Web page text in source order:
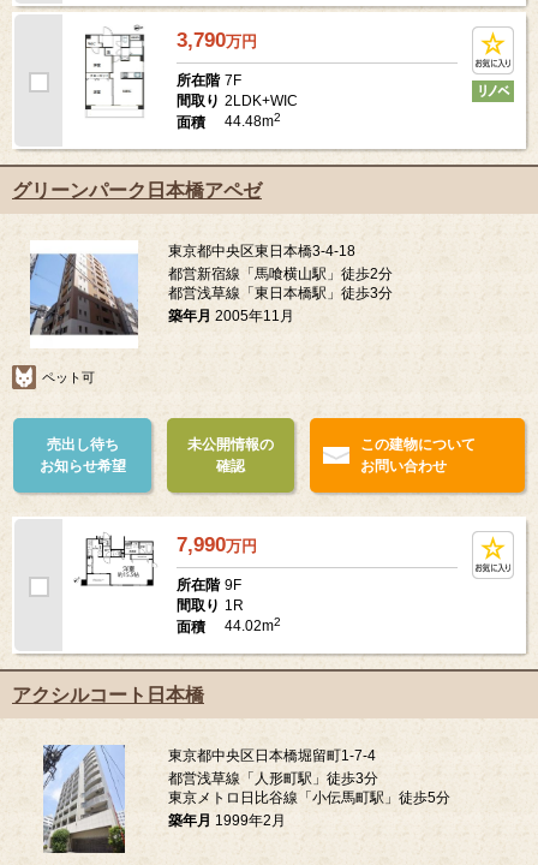
3,790万円
所在階 7F
間取り 2LDK+WIC
面積
44.48m2
グリーンパーク日本橋アペゼ
東京都中央区東日本橋3-4-18
都営新宿線「馬喰横山駅」徒歩2分
都営浅草線「東日本橋駅」徒歩3分
築年月 2005年11月
ペット可
売出し待ち
お知らせ希望
未公開情報の
確認
この建物について
お問い合わせ
7,990万円
所在階 9F
間取り 1R
面積
44.02m2
アクシルコート日本橋
東京都中央区日本橋堀留町1-7-4
都営浅草線「人形町駅」徒歩3分
東京メトロ日比谷線「小伝馬町駅」徒歩5分
築年月 1999年2月